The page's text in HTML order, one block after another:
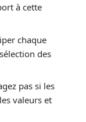
à cette
chaque
des
pas si les
valeurs et